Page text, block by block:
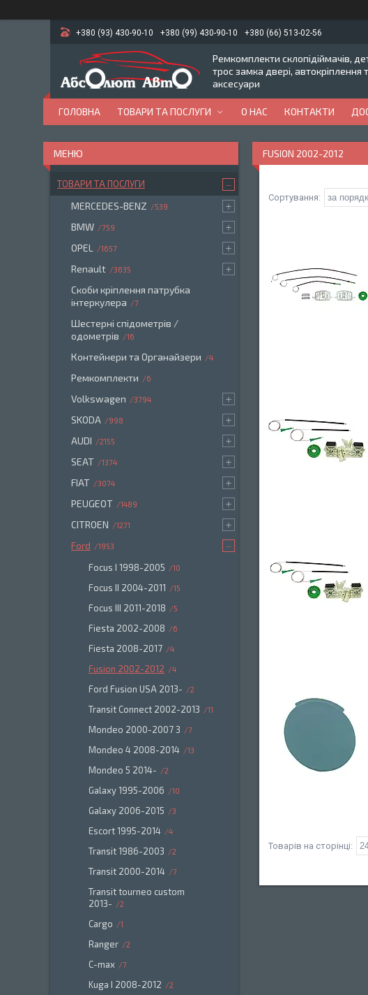
+380 (93) 430-90-10 +380 (99) 430-90-10 +380 (66) 513-02-56
Ремкомплекти склопідіймачів,
трос замка двері, автокріплення
аксесуари
ГОЛОВНА ТОВАРИ ТА ПОСЛУГИ О НАС КОНТАКТИ
FUSION 2002-2012
ТОВАРИ ТА ПОСЛУГИ
MERCEDES-BENZ 539
BMW 759
OPEL 1657
Renault 3635
Скоби кріплення патрубка
інтеркулера
7
Шестерні спідометрів /
одометрів
16
Контейнери та Органайзери 4
Ремкомплекти 6
Volkswagen 3794
SKODA 998
AUDI 2155
SEAT 1374
FIAT 3074
PEUGEOT 1489
CITROEN 1271
Ford 1953
Focus I 1998-2005 10
Focus II 2004-2011 15
Focus III 2011-2018 5
Fiesta 2002-2008 6
Fiesta 2008-2017 4
Fusion 2002-2012 4
Ford Fusion USA 2013- 2
Transit Connect 2002-2013 11
Mondeo 2000-2007 3 7
Mondeo 4 2008-2014 13
Mondeo 5 2014- 2
Galaxy 1995-2006 10
Galaxy 2006-2015 3
Escort 1995-2014 4
Transit 1986-2003 2
Transit 2000-2014 7
Transit tourneo custom
2013-
2
Cargo 1
Ranger 2
C-max 7
Kuga I 2008-2012 2